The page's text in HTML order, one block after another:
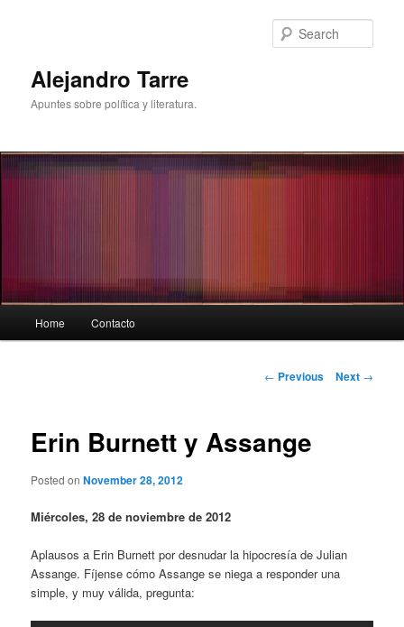
Alejandro Tarre
Apuntes sobre política y literatura.
Home Contacto
Post
← Previous Next →
Erin Burnett y Assange
Posted onNovember 28, 2012
Miércoles, 28 de noviembre de 2012
Aplausos a Erin Burnett por desnudar la hipocresía de Julian
Assange. Fíjense cómo Assange se niega a responder una
simple, y muy válida, pregunta: